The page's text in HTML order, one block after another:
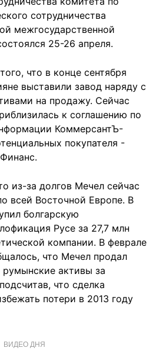
сотрудничества
межгосударственной
25-26 апреля.
что в конце сентября
выставили завод наряду с
на продажу. Сейчас
к соглашению по
КоммерсантЪ-
покупателя -
из-за долгов Мечел сейчас
всей Восточной Европе. В
болгарскую
Русе за 27,7 млн
компании. В феврале
что Мечел продал
активы за
что сделка
потери в 2013 году
ВИДЕО ДНЯ